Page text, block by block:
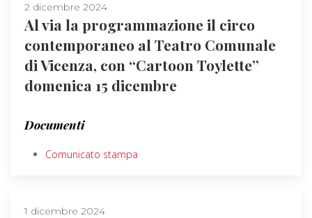
2 dicembre 2024
Al via la programmazione il circo
contemporaneo al Teatro Comunale
di Vicenza, con “Cartoon Toylette”
domenica 15 dicembre
Documenti
Comunicato stampa
1 dicembre 2024